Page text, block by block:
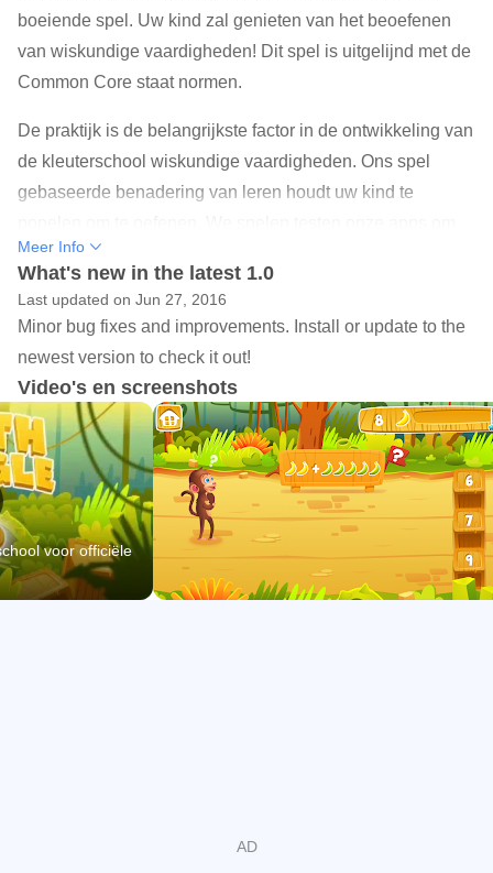
boeiende spel. Uw kind zal genieten van het beoefenen
van wiskundige vaardigheden! Dit spel is uitgelijnd met de
Common Core staat normen.
De praktijk is de belangrijkste factor in de ontwikkeling van
de kleuterschool wiskundige vaardigheden. Ons spel
gebaseerde benadering van leren houdt uw kind te
ervoor te zorgen dat ze zijn leuk genoeg om herhaaldelijk
af te spelen. De focus ligt op het beheersen van de
kleuterschool wiskundige vaardigheden in de praktijk.
Hints zijn beschikbaar om te helpen uw kind verschillende
technieken te leren voor het oplossen van problemen.
* Vaardigheden
Kinderen leren en beheersen van de volgende
kleuterschool wiskundige vaardigheden
- Tel tot 100 door enen en door tientallen
- Tellen uit uitgaande van een gegeven getal binnen de
Meer Info
What's new in the latest 1.0
Last updated on Jun 27, 2016
Minor bug fixes and improvements. Install or update to the
newest version to check it out!
Video's en screenshots
voor officiële